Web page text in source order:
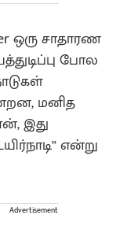
ஒரு சாதாரண
போல
மனித
இது
என்று
Advertisement